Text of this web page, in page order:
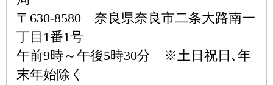
〒630-8580 奈良県奈良市二条大路南一
丁目1番1号
午前9時～午後5時30分 ※土日祝日､年
末年始除く